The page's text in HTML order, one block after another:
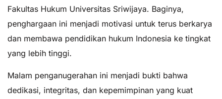
Fakultas Hukum Universitas Sriwijaya. Baginya,
penghargaan ini menjadi motivasi untuk terus berkarya
dan membawa pendidikan hukum Indonesia ke tingkat
yang lebih tinggi.
Malam penganugerahan ini menjadi bukti bahwa
dedikasi, integritas, dan kepemimpinan yang kuat